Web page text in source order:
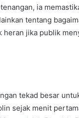
ia
tentang
heran jika publik
tekad besar
sejak menit